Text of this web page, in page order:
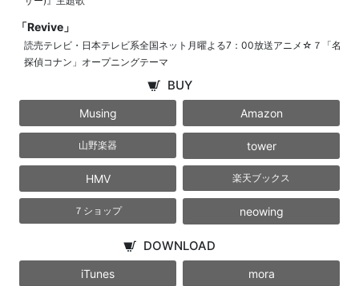
「Revive」
読売テレビ・日本テレビ系全国ネット月曜よる7：00放送アニメ☆７「名
探偵コナン」オープニングテーマ
BUY
Musing Amazon
山野楽器 tower
HMV 楽天ブックス
７ショップ neowing
DOWNLOAD
iTunes mora